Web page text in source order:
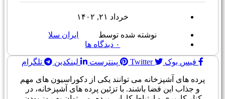
خرداد ۲۱, ۱۴۰۲
نوشته شده توسط
ایران سلا
۰ دیدگاه ها
فیس بوک Twitter پینترست لینکدین تلگرام
پرده های آشپزخانه می توانند یکی از دکوراسیون های مهم
و جذاب این فضا باشند. با تزئین پرده های آشپزخانه، در